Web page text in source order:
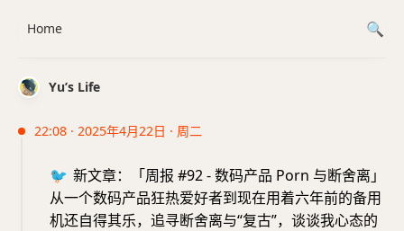
Yu’s Life
22:08 · 2025年4月22日 · 周二
🐦 新文章：「周报 #92 - 数码产品 Porn 与断舍离」
从一个数码产品狂热爱好者到现在用着六年前的备用
机还自得其乐，追寻断舍离与“复古”，谈谈我心态的
Home